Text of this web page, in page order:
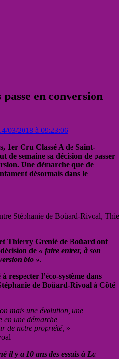
en conversion
03/2018 à 09:23:06
1er Cru Classé A de Saint-
de semaine sa décision de passer
Une démarche que de
désormais dans le
Stéphanie de Boüard-Rivoal,
Thierry Grenié de Boüard ont
de « faire entrer, à son
bio ».
respecter l’éco-système dans
de Boüard-Rivoal à Côté
mais une évolution, une
en une démarche
de notre propriété, »
il y a 10 ans des essais à La